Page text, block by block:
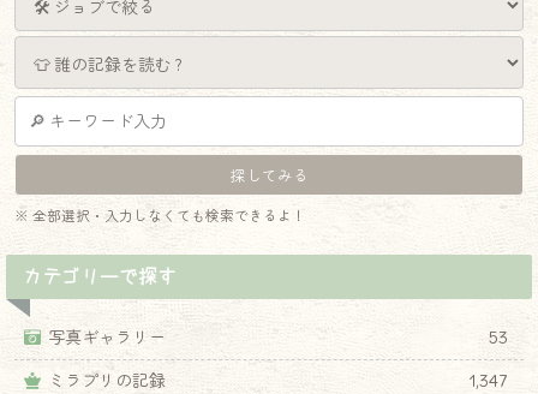
※ 全部選択・入力しなくても検索できるよ！
カテゴリーで探す
写真ギャラリー
53
ミラプリの記録
1,347